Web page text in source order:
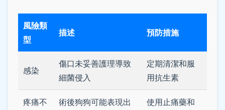
風險類
型
描述 預防措施
感染
傷口未妥善護理導致
細菌侵入
定期清潔和服
用抗生素
疼痛不
術後狗狗可能表現出
使用止痛藥和